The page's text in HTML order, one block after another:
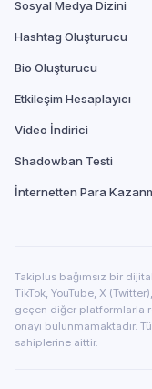
Sosyal Medya Dizini
Hashtag Oluşturucu
Bio Oluşturucu
Etkileşim Hesaplayıcı
Video İndirici
Shadowban Testi
İnternetten Para
Takiplus bağımsız bir
TikTok, YouTube, X
geçen diğer platformlarla
onayı bulunmamaktadır.
sahiplerine aittir.